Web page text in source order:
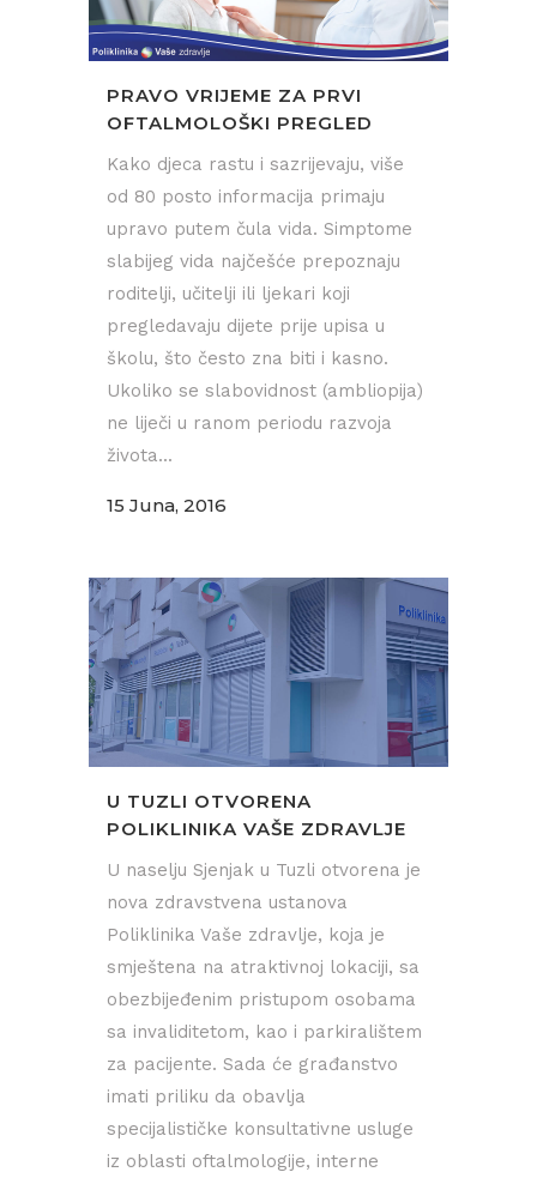
PRAVO VRIJEME ZA PRVI
OFTALMOLOŠKI PREGLED
Kako djeca rastu i sazrijevaju, više
od 80 posto informacija primaju
upravo putem čula vida. Simptome
slabijeg vida najčešće prepoznaju
roditelji, učitelji ili ljekari koji
pregledavaju dijete prije upisa u
školu, što često zna biti i kasno.
Ukoliko se slabovidnost (ambliopija)
ne liječi u ranom periodu razvoja
života...
15 Juna, 2016
U TUZLI OTVORENA
POLIKLINIKA VAŠE ZDRAVLJE
U naselju Sjenjak u Tuzli otvorena je
nova zdravstvena ustanova
Poliklinika Vaše zdravlje, koja je
smještena na atraktivnoj lokaciji, sa
obezbijeđenim pristupom osobama
sa invaliditetom, kao i parkiralištem
za pacijente. Sada će građanstvo
imati priliku da obavlja
specijalističke konsultativne usluge
iz oblasti oftalmologije, interne